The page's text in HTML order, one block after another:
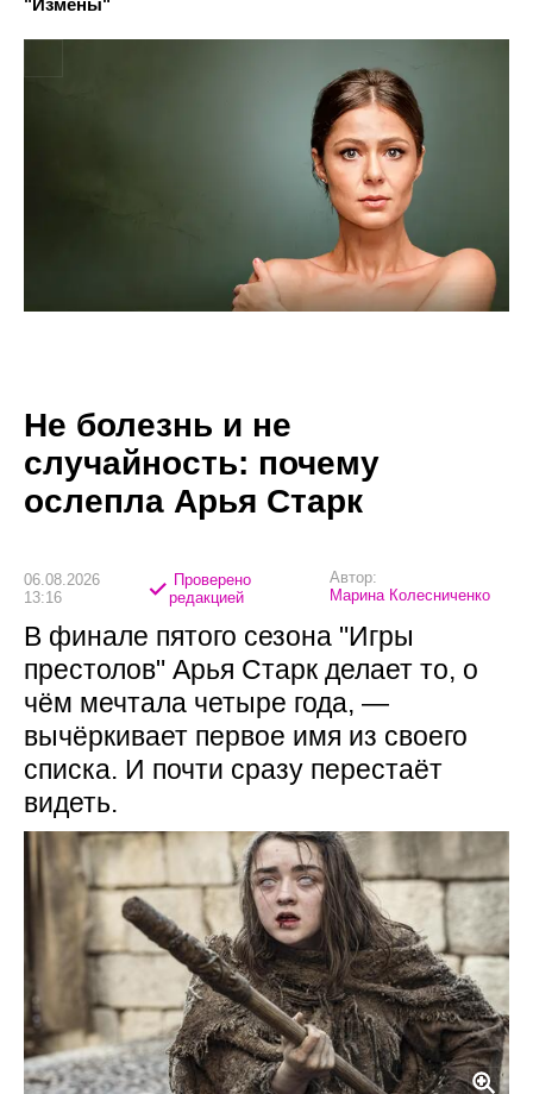
Не болезнь и не
случайность: почему
ослепла Арья Старк
06.08.2026
13:16
Проверено
редакцией
Автор:
Марина Колесниченко
В финале пятого сезона "Игры
престолов" Арья Старк делает то, о
чём мечтала четыре года, —
вычёркивает первое имя из своего
списка. И почти сразу перестаёт
видеть.